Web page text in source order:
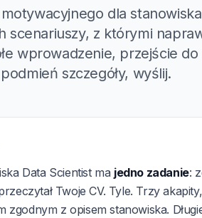
dla
scenariuszy, z którymi
wprowadzenie, przejście
podmień szczegóły, wyślij.
Data Scientist ma jedno zadanie:
Twoje CV. Tyle. Trzy
z opisem stanowiska.